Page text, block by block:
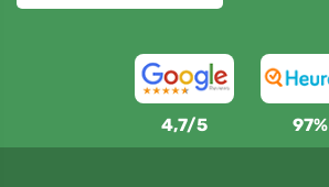
4,7/5 97%